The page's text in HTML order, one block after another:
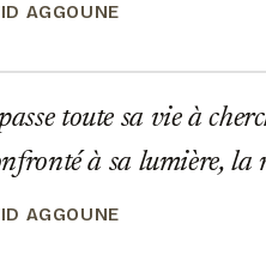
AGGOUNE
toute sa vie à
à sa lumière,
AGGOUNE